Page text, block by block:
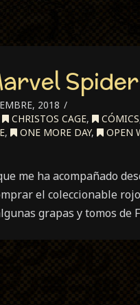
2018
CHRISTOS CAGE, CÓMICS
, ONE MORE DAY, OPEN
me ha acompañado
el coleccionable
grapas y tomos de